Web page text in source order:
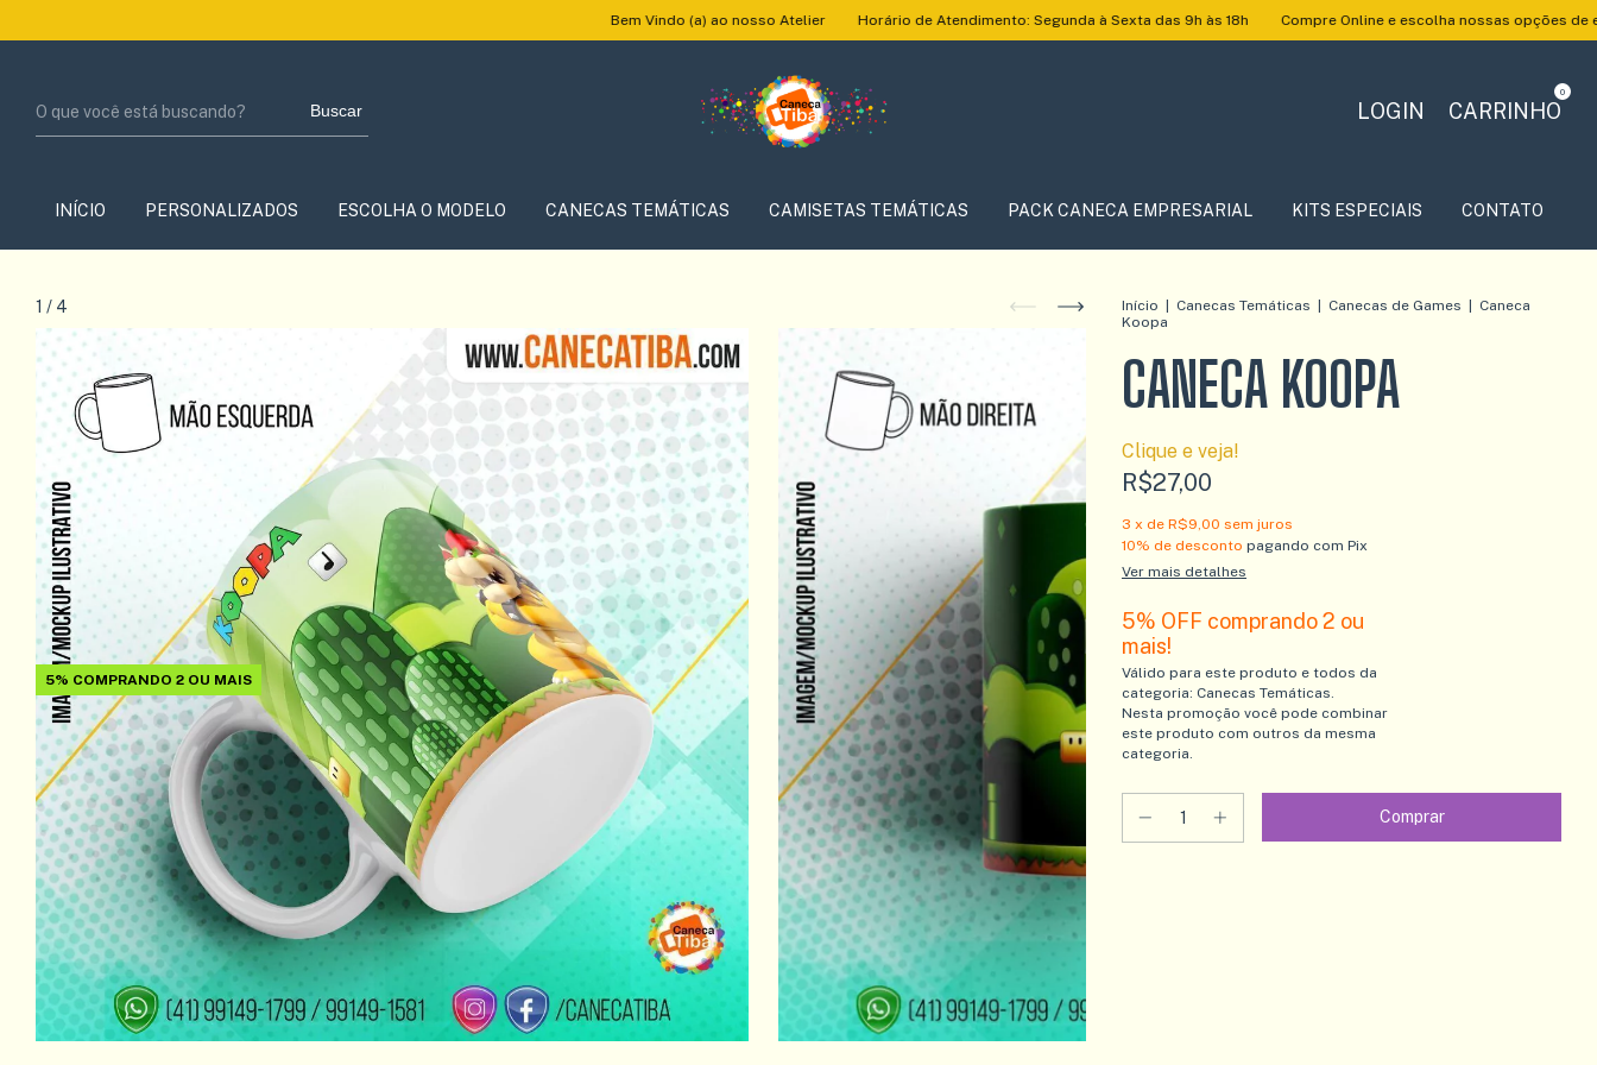
Bem Vindo (a) ao nosso Atelier Horário de Atendimento: Segunda à Sexta das 9h às 18h Compre Online e escolha nossas opções de entrega. Bem
Buscar LOGIN CARRINHO
0
INÍCIO PERSONALIZADOS ESCOLHA O MODELO CANECAS TEMÁTICAS CAMISETAS TEMÁTICAS PACK CANECA EMPRESARIAL KITS ESPECIAIS CONTATO
1 / 4
5% COMPRANDO 2 OU MAIS
Início Canecas Temáticas Canecas de Games
Caneca
Koopa
CANECA KOOPA
Clique e veja!
R$27,00
3 x de R$9,00 sem juros
10% de desconto pagando com Pix
Ver mais detalhes
5% OFF comprando 2 ou
mais!
Válido para este produto e todos da
categoria: Canecas Temáticas.
Nesta promoção você pode combinar
este produto com outros da mesma
categoria.